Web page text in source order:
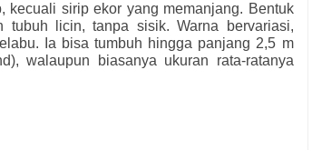
kecuali sirip ekor yang memanjang. Bentuk
tubuh licin, tanpa sisik. Warna bervariasi,
Ia bisa tumbuh hingga panjang 2,5 m
walaupun biasanya ukuran rata-ratanya